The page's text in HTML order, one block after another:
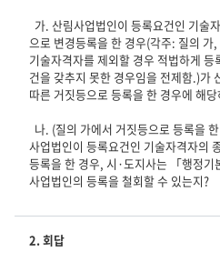
으로 변경등록을 한 경우(각주: 질의
기술자격자를 제외할 경우 적법하게
건을 갖추지 못한 경우임을 전제함.)가
따른 거짓등으로 등록을 한 경우에 해
사업법인이 등록요건인 기술자격자의
등록을 한 경우, 시·도지사는 「행정기
사업법인의 등록을 철회할 수 있는지?
2. 회답